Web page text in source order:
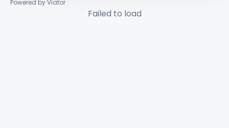
Powered by Viator
Failed to load